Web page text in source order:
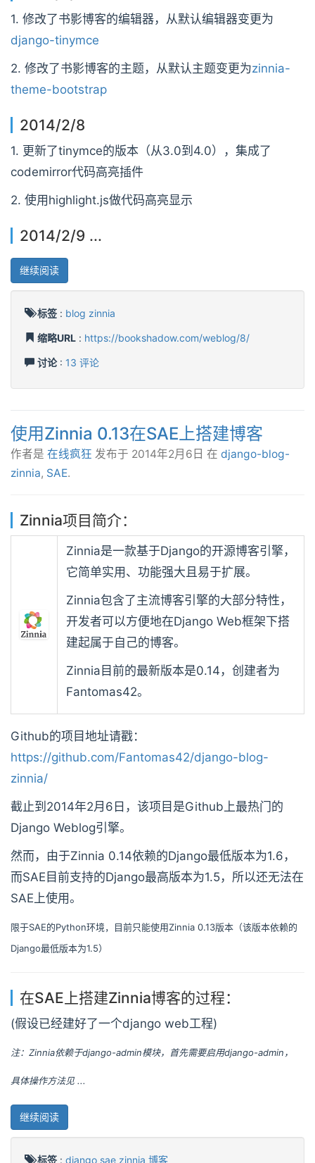
1. 修改了书影博客的编辑器，从默认编辑器变更为
django-tinymce
2. 修改了书影博客的主题，从默认主题变更为zinnia-
theme-bootstrap
2014/2/8
1. 更新了tinymce的版本（从3.0到4.0），集成了
codemirror代码高亮插件
2. 使用highlight.js做代码高亮显示
2014/2/9 ...
继续阅读
标签 : blog zinnia
缩略URL : https://bookshadow.com/weblog/8/
讨论: 13 评论
使用Zinnia 0.13在SAE上搭建博客
作者是 在线疯狂 发布于 2014年2月6日 在 django-blog-
zinnia, SAE.
Zinnia项目简介：
Zinnia是一款基于Django的开源博客引擎，
它简单实用、功能强大且易于扩展。
Zinnia包含了主流博客引擎的大部分特性，
开发者可以方便地在Django Web框架下搭
建起属于自己的博客。
Zinnia目前的最新版本是0.14，创建者为
Fantomas42。
Github的项目地址请戳：
https://github.com/Fantomas42/django-blog-
zinnia/
截止到2014年2月6日，该项目是Github上最热门的
Django Weblog引擎。
然而，由于Zinnia 0.14依赖的Django最低版本为1.6，
而SAE目前支持的Django最高版本为1.5，所以还无法在
SAE上使用。
限于SAE的Python环境，目前只能使用Zinnia 0.13版本（该版本依赖的
Django最低版本为1.5）
在SAE上搭建Zinnia博客的过程：
(假设已经建好了一个django web工程)
注：Zinnia依赖于django-admin模块，首先需要启用django-admin，
具体操作方法见 ...
继续阅读
标签 : django sae zinnia 博客